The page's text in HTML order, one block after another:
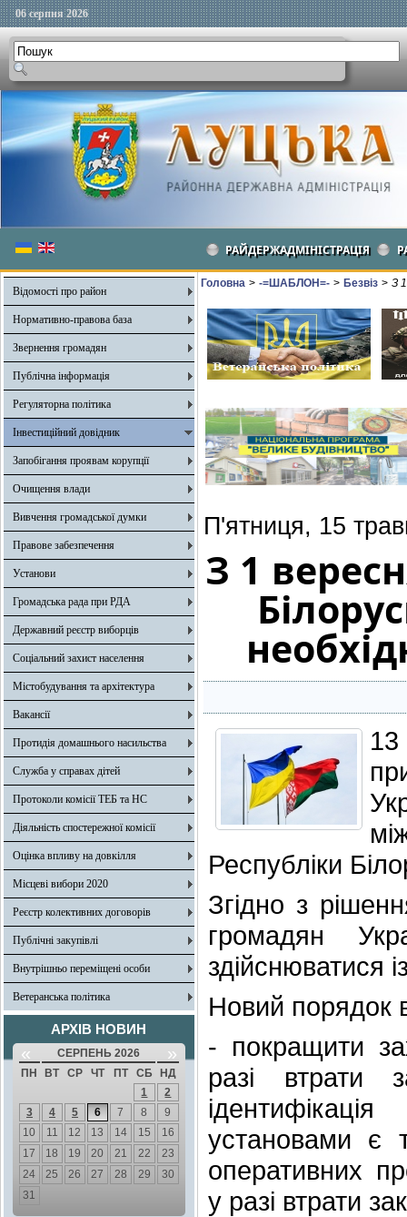
06 серпня 2026
РАЙДЕРЖАДМІНІСТРАЦІЯ
Відомості про район
Нормативно-правова база
Звернення громадян
Публічна інформація
Регуляторна політика
Інвестиційний довідник
Запобігання проявам корупції
Очищення влади
Вивчення громадської думки
Правове забезпечення
Установи
Громадська рада при РДА
Державний реєстр виборців
Соціальний захист населення
Містобудування та архітектура
Вакансії
Протидія домашнього насильства
Служба у справах дітей
Протоколи комісії ТЕБ та НС
Діяльність спостережної комісії
Оцінка впливу на довкілля
Місцеві вибори 2020
Реєстр колективних договорів
Публічні закупівлі
Внутрішньо переміщені особи
Ветеранська політика
АРХІВ НОВИН
« СЕРПЕНЬ 2026 »
ПН ВТ СР ЧТ ПТ СБ
НД
1
2
3
4 5 6 7 8
9
10
11 12 13 14 15
16
17
18 19 20 21 22
23
24
25 26 27 28 29
30
31
Головна > -=ШАБЛОН=- > Безвіз > З
П'ятниця, 15
З 1
Республіки
Згідно з
громадян
здійснюватися
Новий порядок
- покращити
разі втрати
установами є
оперативних
у разі втрати